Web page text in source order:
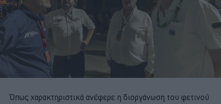
Όπως χαρακτηριστικά ανέφερε η διοργάνωση του φετινού